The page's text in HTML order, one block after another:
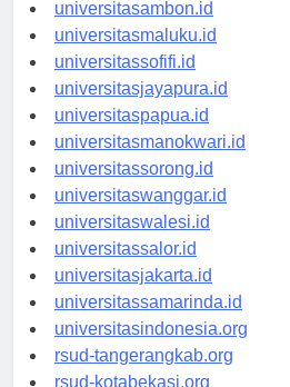
universitasambon.id
universitasmaluku.id
universitassofifi.id
universitasjayapura.id
universitaspapua.id
universitasmanokwari.id
universitassorong.id
universitaswanggar.id
universitaswalesi.id
universitassalor.id
universitasjakarta.id
universitassamarinda.id
universitasindonesia.org
rsud-tangerangkab.org